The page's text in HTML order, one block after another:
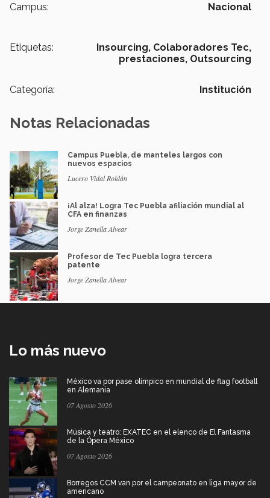
Campus: Nacional
Etiquetas: Insourcing, Colaboradores Tec,
prestaciones, Outsourcing
Categoría: Institución
Notas Relacionadas
Campus Puebla, de manteles largos con
nuevos espacios
Lucero Vidal Roldán
¡Al alza! Logra Tec Puebla afiliación mundial al
CFA en finanzas
Jorge Zanella Alvear
Profesor de Tec Puebla logra tercera
patente
Jorge Zanella Alvear
Lo más nuevo
México va por pase olímpico en mundial de flag football
en Alemania
07 Agosto 2026
Música y teatro: EXATEC en el elenco de El Fantasma
de la Ópera México
07 Agosto 2026
Borregos CCM van por el campeonato en liga mayor de
americano